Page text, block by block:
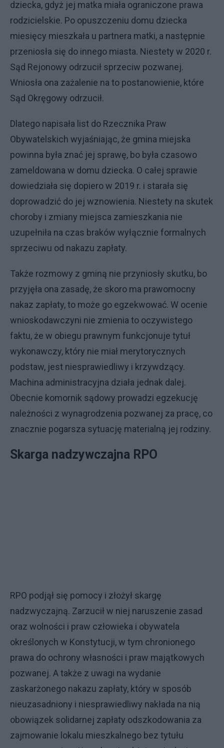
dziecka, gdyż jej matka miała ograniczone prawa
rodzicielskie. Po opuszczeniu domu dziecka
miesięcy mieszkała u partnera matki, a następnie
przeniosła się do innego miasta. Niestety w 2020 r.
Sąd Rejonowy odrzucił sprzeciw pozwanej.
Wniosła ona zażalenie na to postanowienie, które
Sąd Okręgowy odrzucił.
Dlatego napisała list do Rzecznika Praw
Obywatelskich wyjaśniając, że gmina miejska
powinna była znać jej sprawę, bo była czasowo
zameldowana w domu dziecka. O całej sprawie
dowiedziała się dopiero w 2019 r. i starała się
doprowadzić do jej wznowienia. Niestety na skutek
choroby i zmiany miejsca zamieszkania nie
uzupełniła na czas braków wyłącznie formalnych
sprzeciwu od nakazu zapłaty.
Także rozmowy z gminą nie przyniosły skutku, bo
przyjęła ona zasadę, że skoro ma prawomocny
nakaz zapłaty, to może go egzekwować. W ocenie
wnioskodawczyni nie zmienia to oczywistego
faktu, że w obiegu prawnym funkcjonuje tytuł
wykonawczy, który nie miał merytorycznych
podstaw, jest niesprawiedliwy i krzywdzący.
Machina administracyjna działa jednak dalej.
Obecnie komornik sądowy prowadzi egzekucję
należności z wynagrodzenia pozwanej za pracę, co
znacznie pogarsza sytuację materialną jej rodziny.
Skarga nadzywczajna RPO
RPO podjął się pomocy i złożył skargę
nadzwyczajną. Zarzucił w niej naruszenie zasad
oraz wolności i praw człowieka i obywatela
określonych w Konstytucji, w tym chronionego
prawa do ochrony własności i praw majątkowych
pozwanej. A także z uwagi na wydanie
zaskarżonego nakazu zapłaty, który w sposób
nieuzasadniony i niesprawiedliwy nakłada na nią
obowiązek solidarnej zapłaty odszkodowania za
zajmowanie lokalu mieszkalnego bez tytułu